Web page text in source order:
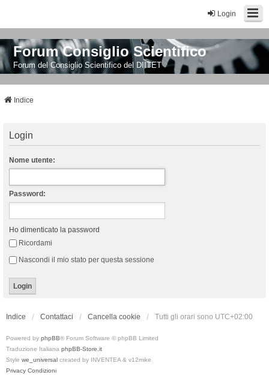
Login
Forum Consiglio Scientifico
Forum del Consiglio Scientifico del DIITET
Indice
Login
Nome utente:
Password:
Ho dimenticato la password
Ricordami
Nascondi il mio stato per questa sessione
Indice Contattaci Cancella cookie Tutti gli orari sono UTC+02:00
Powered by phpBB® Forum Software © phpBB Limited
Traduzione Italiana phpBB-Store.it
Style we_universal created by INVENTEA & v12mike
Privacy Condizioni